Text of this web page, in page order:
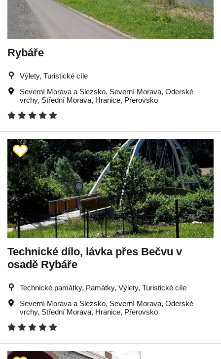
Rybáře
Výlety, Turistické cíle
Severní Morava a Slezsko, Severní Morava, Oderské
vrchy, Střední Morava, Hranice, Přerovsko
Technické dílo, lávka přes Bečvu v
osadě Rybáře
Technické památky, Památky, Výlety, Turistické cíle
Severní Morava a Slezsko, Severní Morava, Oderské
vrchy, Střední Morava, Hranice, Přerovsko